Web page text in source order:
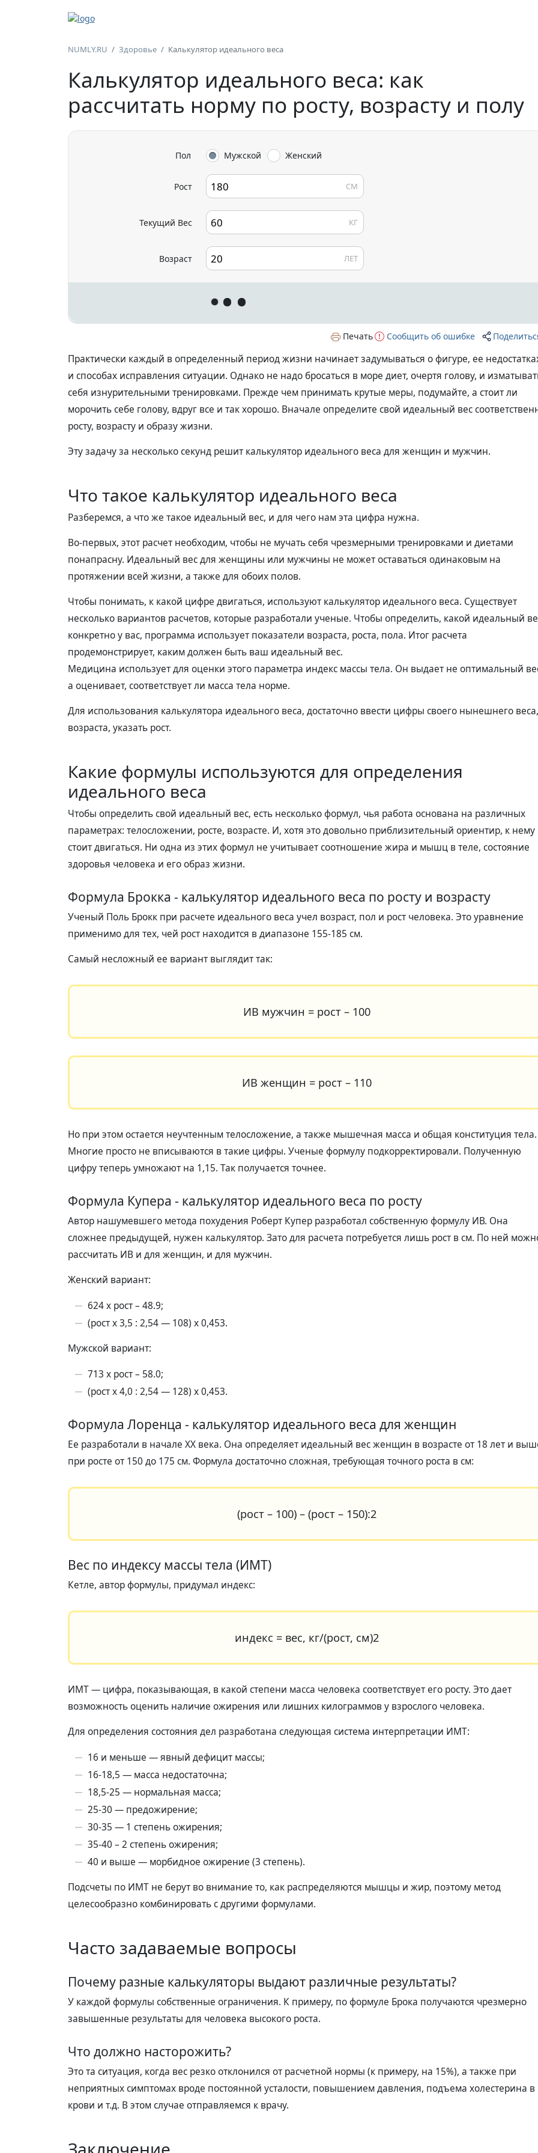
NUMLY.RU Здоровье Калькулятор идеального веса
Калькулятор идеального веса: как
рассчитать норму по росту, возрасту и полу
Пол Мужской Женский
Рост СМ
Текущий Вес КГ
Возраст ЛЕТ
Печать Сообщить об ошибке
Практически каждый в определенный период жизни начинает задумываться о фигуре, ее
и способах исправления ситуации. Однако не надо бросаться в море диет, очертя голову, и
себя изнурительными тренировками. Прежде чем принимать крутые меры, подумайте, а стоит ли
морочить себе голову, вдруг все и так хорошо. Вначале определите свой идеальный вес
росту, возрасту и образу жизни.
Эту задачу за несколько секунд решит калькулятор идеального веса для женщин и мужчин.
Что такое калькулятор идеального веса
Разберемся, а что же такое идеальный вес, и для чего нам эта цифра нужна.
Во-первых, этот расчет необходим, чтобы не мучать себя чрезмерными тренировками и диетами
понапрасну. Идеальный вес для женщины или мужчины не может оставаться одинаковым на
протяжении всей жизни, а также для обоих полов.
Чтобы понимать, к какой цифре двигаться, используют калькулятор идеального веса. Существует
несколько вариантов расчетов, которые разработали ученые. Чтобы определить, какой идеальный
конкретно у вас, программа использует показатели возраста, роста, пола. Итог расчета
продемонстрирует, каким должен быть ваш идеальный вес.
Медицина использует для оценки этого параметра индекс массы тела. Он выдает не оптимальный
а оценивает, соответствует ли масса тела норме.
Для использования калькулятора идеального веса, достаточно ввести цифры своего нынешнего веса,
возраста, указать рост.
Какие формулы используются для определения
идеального веса
Чтобы определить свой идеальный вес, есть несколько формул, чья работа основана на различных
параметрах: телосложении, росте, возрасте. И, хотя это довольно приблизительный ориентир, к нему
стоит двигаться. Ни одна из этих формул не учитывает соотношение жира и мышц в теле, состояние
здоровья человека и его образ жизни.
Формула Брокка - калькулятор идеального веса по росту и возрасту
Ученый Поль Брокк при расчете идеального веса учел возраст, пол и рост человека. Это уравнение
применимо для тех, чей рост находится в диапазоне 155-185 см.
Самый несложный ее вариант выглядит так:
ИВ мужчин = рост – 100
ИВ женщин = рост – 110
Но при этом остается неучтенным телосложение, а также мышечная масса и общая конституция тела.
Многие просто не вписываются в такие цифры. Ученые формулу подкорректировали. Полученную
цифру теперь умножают на 1,15. Так получается точнее.
Формула Купера - калькулятор идеального веса по росту
Автор нашумевшего метода похудения Роберт Купер разработал собственную формулу ИВ. Она
сложнее предыдущей, нужен калькулятор. Зато для расчета потребуется лишь рост в см. По ней
рассчитать ИВ и для женщин, и для мужчин.
Женский вариант:
624 x рост – 48.9;
(рост х 3,5 : 2,54 — 108) х 0,453.
Мужской вариант:
713 x рост – 58.0;
(рост х 4,0 : 2,54 — 128) х 0,453.
Формула Лоренца - калькулятор идеального веса для женщин
Ее разработали в начале XX века. Она определяет идеальный вес женщин в возрасте от 18 лет и
при росте от 150 до 175 см. Формула достаточно сложная, требующая точного роста в см:
(рост – 100) – (рост – 150):2
Вес по индексу массы тела (ИМТ)
Кетле, автор формулы, придумал индекс:
индекс = вес, кг/(рост, см)2
ИМТ — цифра, показывающая, в какой степени масса человека соответствует его росту. Это дает
возможность оценить наличие ожирения или лишних килограммов у взрослого человека.
Для определения состояния дел разработана следующая система интерпретации ИМТ:
16 и меньше — явный дефицит массы;
16-18,5 — масса недостаточна;
18,5-25 — нормальная масса;
25-30 — предожирение;
30-35 — 1 степень ожирения;
35-40 – 2 степень ожирения;
40 и выше — морбидное ожирение (3 степень).
Подсчеты по ИМТ не берут во внимание то, как распределяются мышцы и жир, поэтому метод
целесообразно комбинировать с другими формулами.
Часто задаваемые вопросы
Почему разные калькуляторы выдают различные результаты?
У каждой формулы собственные ограничения. К примеру, по формуле Брока получаются чрезмерно
завышенные результаты для человека высокого роста.
Что должно насторожить?
Это та ситуация, когда вес резко отклонился от расчетной нормы (к примеру, на 15%), а также при
неприятных симптомах вроде постоянной усталости, повышением давления, подъема холестерина в
крови и т.д. В этом случае отправляемся к врачу.